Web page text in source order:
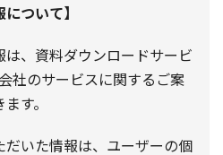
ついて】
は、資料ダウンロードサービ
社のサービスに関するご案
す。
だいた情報は、ユーザーの個